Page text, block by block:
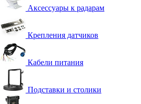
Аксессуары к радарам
Крепления датчиков
Кабели питания
Подставки и столики